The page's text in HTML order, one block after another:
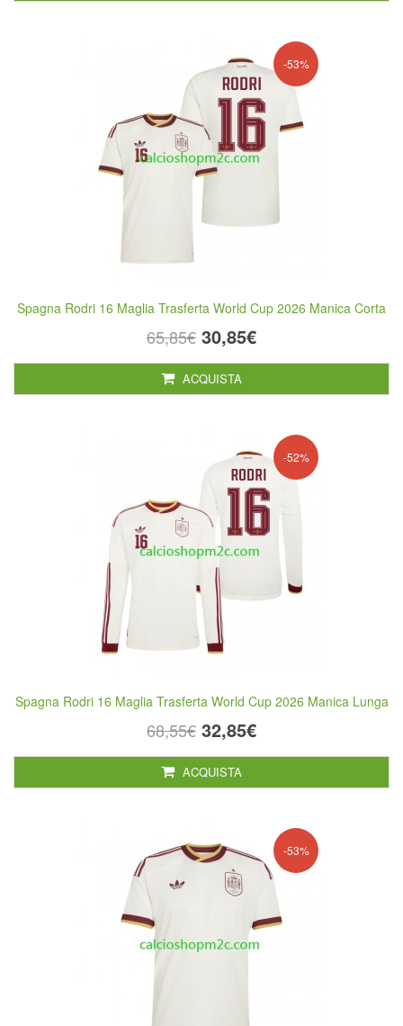
-53%
Spagna Rodri 16 Maglia Trasferta World Cup 2026 Manica Corta
65,85€ 30,85€
ACQUISTA
-52%
Spagna Rodri 16 Maglia Trasferta World Cup 2026 Manica Lunga
68,55€ 32,85€
ACQUISTA
-53%